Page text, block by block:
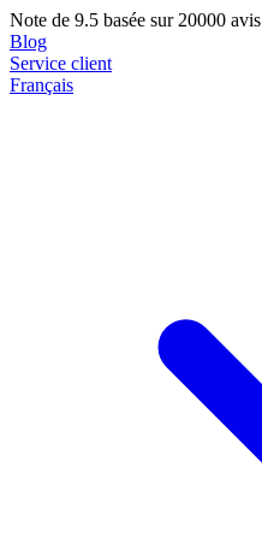
Note de 9.5 basée sur 20000 avis
Blog
Service client
Français